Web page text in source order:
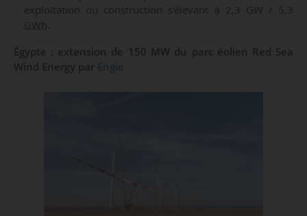
exploitation ou construction s’élevant à 2,3 GW / 5,3
GWh
Égypte : extension de 150 MW du parc éolien Red Sea
Wind Energy par